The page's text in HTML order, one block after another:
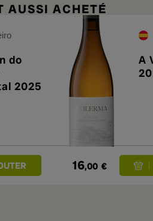
AUSSI ACHETÉ
do
2025
A
16,00 €